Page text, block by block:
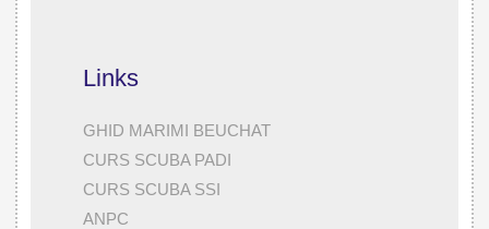
Links
GHID MARIMI BEUCHAT
CURS SCUBA PADI
CURS SCUBA SSI
ANPC